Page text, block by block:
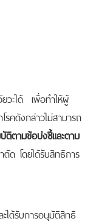
วะได้ เพื่อทำให้ผู้
คดังกล่าวไม่สามารถ
ตามข้อบ่งชี้และตาม
ตัด โดยได้รับสิทธิการ
ได้รับการอนุมัติสิทธิ